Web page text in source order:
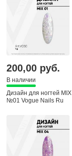
200,00 руб.
В наличии
Дизайн для ногтей MIX
№01 Vogue Nails Ru